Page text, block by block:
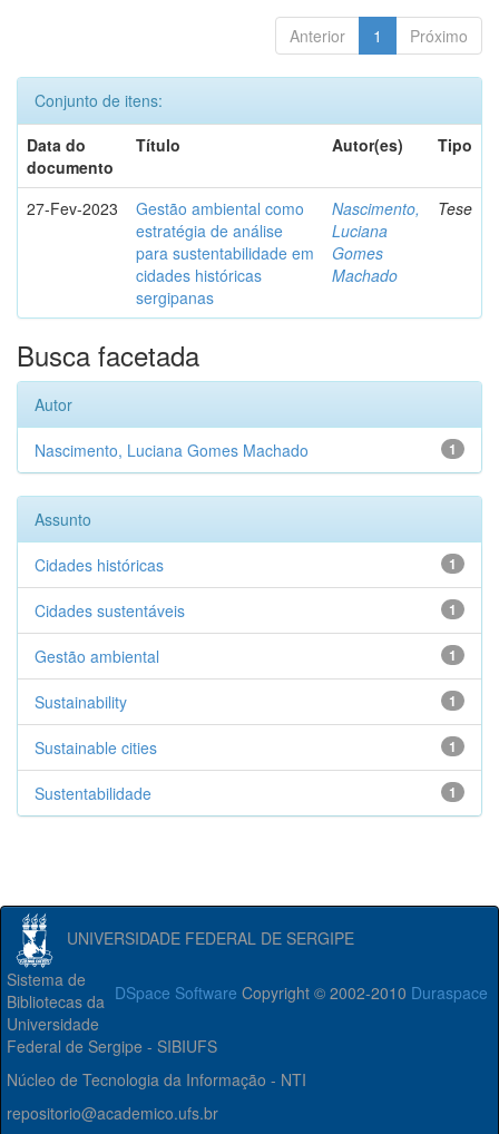
Anterior 1 Próximo
Conjunto de itens:
Data do
documento
Título Autor(es) Tipo
27-Fev-2023
Gestão ambiental como
estratégia de análise
para sustentabilidade em
cidades históricas
sergipanas
Nascimento,
Luciana
Gomes
Machado
Tese
Busca facetada
Autor
1
Nascimento, Luciana Gomes Machado
Assunto
1
Cidades históricas
1
Cidades sustentáveis
1
Gestão ambiental
1
Sustainability
1
Sustainable cities
1
Sustentabilidade
UNIVERSIDADE FEDERAL DE SERGIPE
DSpace Software Copyright © 2002-2010 Duraspace
Sistema de
Bibliotecas da
Universidade
Federal de Sergipe - SIBIUFS
Núcleo de Tecnologia da Informação - NTI
repositorio@academico.ufs.br